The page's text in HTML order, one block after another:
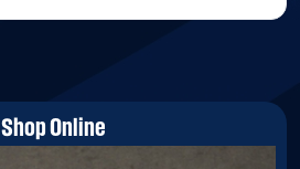
Shop Online